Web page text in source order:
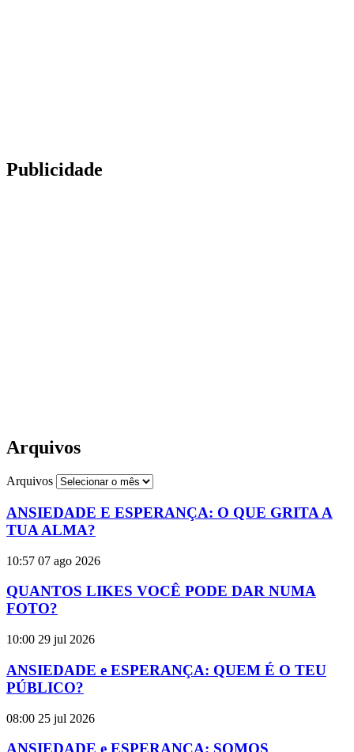
Publicidade
Arquivos
Arquivos
ANSIEDADE E ESPERANÇA: O QUE GRITA A
TUA ALMA?
10:57 07 ago 2026
QUANTOS LIKES VOCÊ PODE DAR NUMA
FOTO?
10:00 29 jul 2026
ANSIEDADE e ESPERANÇA: QUEM É O TEU
PÚBLICO?
08:00 25 jul 2026
ANSIEDADE e ESPERANÇA: SOMOS